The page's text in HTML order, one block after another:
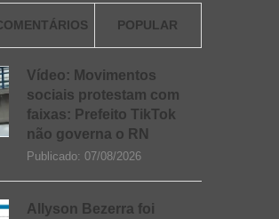
POPULAR
Vídeo: Movimentos
sociais protestam com
faixas: Prefeito TikTok
não governa o RN
Publicado: 07/08/2026
Allyson Bezerra foi